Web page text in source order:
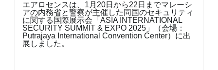
エアロセンスは、1月20日から22日までマレーシ
アの内務省と警察が主催した同国のセキュリティ
に関する国際展示会「ASIA INTERNATIONAL
SECURITY SUMMIT & EXPO 2025」（会場：
Putrajaya International Convention Center）に出
展しました。